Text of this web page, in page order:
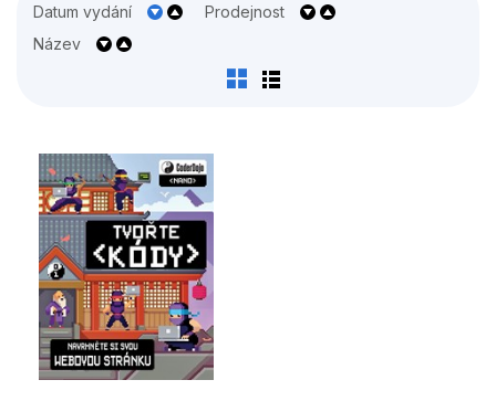
Tipy redakce
Dárkové publikace
Dárkové zboží
Hobby
Jazyky
Kalendáře
Komiks
Datum vydání
Prodejnost
Název